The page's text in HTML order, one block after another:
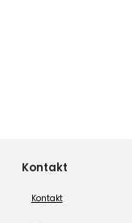
Kontakt
Kontakt